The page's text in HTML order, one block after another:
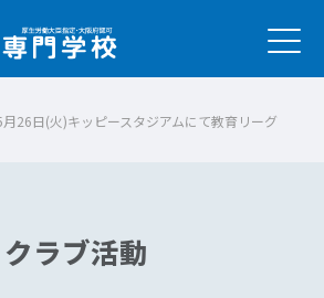
26日(火)キッピースタジアムにて教育リーグ
クラブ活動